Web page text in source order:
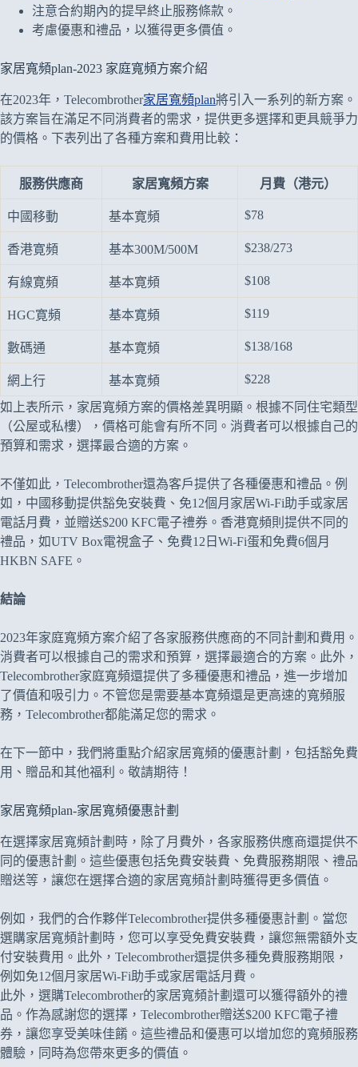
注意合約期內的提早終止服務條款。
考慮優惠和禮品，以獲得更多價值。
家居寬頻plan-2023 家庭寬頻方案介紹
在2023年，Telecombrother家居寬頻plan將引入一系列的新方案。
該方案旨在滿足不同消費者的需求，提供更多選擇和更具競爭力
的價格。下表列出了各種方案和費用比較：
服務供應商 家居寬頻方案 月費（港元）
中國移動 基本寛頻 $78
香港寛頻 基本300M/500M $238/273
有線寛頻 基本寛頻 $108
HGC寛頻 基本寛頻 $119
數碼通 基本寛頻 $138/168
網上行 基本寛頻 $228
如上表所示，家居寬頻方案的價格差異明顯。根據不同住宅類型
（公屋或私樓），價格可能會有所不同。消費者可以根據自己的
預算和需求，選擇最合適的方案。
不僅如此，Telecombrother還為客戶提供了各種優惠和禮品。例
如，中國移動提供豁免安裝費、免12個月家居Wi-Fi助手或家居
電話月費，並贈送$200 KFC電子禮券。香港寛頻則提供不同的
禮品，如UTV Box電視盒子、免費12日Wi-Fi蛋和免費6個月
HKBN SAFE。
結論
2023年家庭寬頻方案介紹了各家服務供應商的不同計劃和費用。
消費者可以根據自己的需求和預算，選擇最適合的方案。此外，
Telecombrother家庭寬頻還提供了多種優惠和禮品，進一步增加
了價值和吸引力。不管您是需要基本寛頻還是更高速的寬頻服
務，Telecombrother都能滿足您的需求。
在下一節中，我們將重點介紹家居寬頻的優惠計劃，包括豁免費
用、贈品和其他福利。敬請期待！
家居寬頻plan-家居寬頻優惠計劃
在選擇家居寬頻計劃時，除了月費外，各家服務供應商還提供不
同的優惠計劃。這些優惠包括免費安裝費、免費服務期限、禮品
贈送等，讓您在選擇合適的家居寬頻計劃時獲得更多價值。
例如，我們的合作夥伴Telecombrother提供多種優惠計劃。當您
選購家居寬頻計劃時，您可以享受免費安裝費，讓您無需額外支
付安裝費用。此外，Telecombrother還提供多種免費服務期限，
例如免12個月家居Wi-Fi助手或家居電話月費。
此外，選購Telecombrother的家居寬頻計劃還可以獲得額外的禮
品。作為感謝您的選擇，Telecombrother贈送$200 KFC電子禮
券，讓您享受美味佳餚。這些禮品和優惠可以增加您的寬頻服務
體驗，同時為您帶來更多的價值。